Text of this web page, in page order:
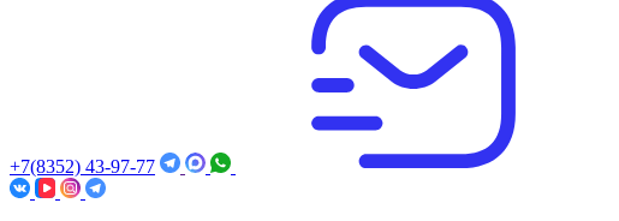
+7(8352) 43-97-77